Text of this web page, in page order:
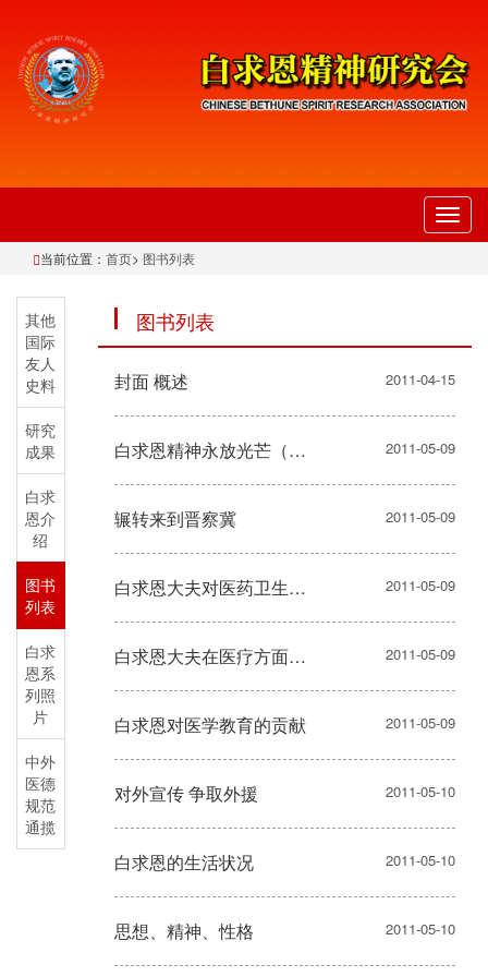
切
换
当前位置： 首页> 图书列表
其他
国际
友人
史料
研究
成果
白求
恩介
绍
图书
列表
白求
恩系
列照
片
中外
医德
规范
通揽
图书列表
封面 概述 2011-04-15
白求恩精神永放光芒（代序） 2011-05-09
辗转来到晋察冀 2011-05-09
白求恩大夫对医药卫生管理工作的贡献 2011-05-09
白求恩大夫在医疗方面的贡献 2011-05-09
白求恩对医学教育的贡献 2011-05-09
对外宣传 争取外援 2011-05-10
白求恩的生活状况 2011-05-10
思想、精神、性格 2011-05-10